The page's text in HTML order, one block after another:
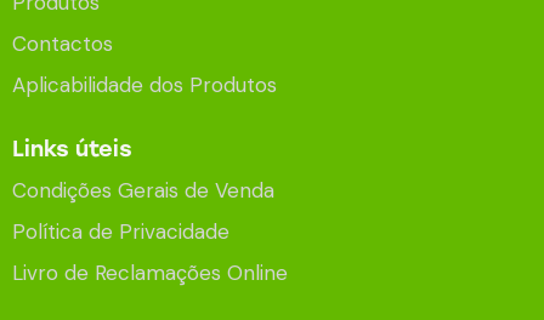
Contactos
Aplicabilidade dos Produtos
Links úteis
Condições Gerais de Venda
Política de Privacidade
Livro de Reclamações Online